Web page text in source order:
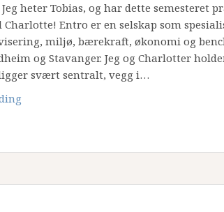
heter Tobias, og har dette semesteret
Charlotte! Entro er en selskap som
miljø, bærekraft, økonomi og
og Stavanger. Jeg og Charlotter
svært sentralt, vegg i…